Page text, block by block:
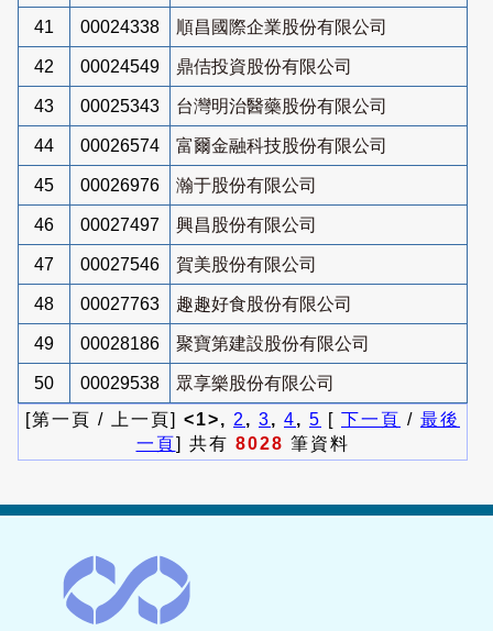
41 00024338 順昌國際企業股份有限公司
42 00024549 鼎佶投資股份有限公司
43 00025343 台灣明治醫藥股份有限公司
44 00026574 富爾金融科技股份有限公司
45 00026976 瀚于股份有限公司
46 00027497 興昌股份有限公司
47 00027546 賀美股份有限公司
48 00027763 趣趣好食股份有限公司
49 00028186 聚寶第建設股份有限公司
50 00029538
眾享樂股份有限公司
[第一頁 / 上一頁] <1>, 2 , 3, 4, 5 [ 下一頁 / 最後
一頁] 共有 8028 筆資料